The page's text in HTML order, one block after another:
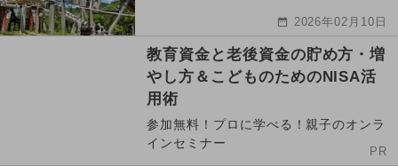
2026年02月10日
教育資金と老後資金の貯め方・増
やし方＆こどものためのNISA活
用術
参加無料！プロに学べる！親子のオンラ
インセミナー
PR